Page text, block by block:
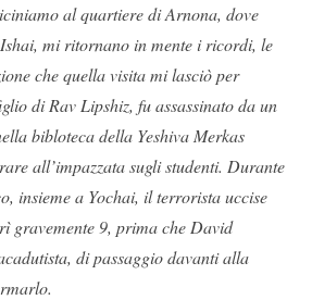
al quartiere di Arnona, dove
mi ritornano in mente i ricordi, le
che quella visita mi lasciò per
di Rav Lipshiz, fu assassinato da un
bibloteca della Yeshiva Merkas
all’impazzata sugli studenti. Durante
insieme a Yochai, il terrorista uccise
gravemente 9, prima che David
di passaggio davanti alla